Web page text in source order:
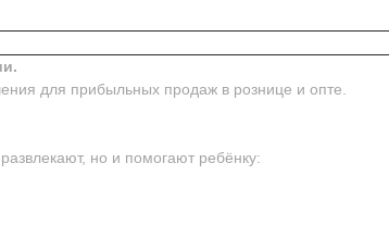
для прибыльных продаж в рознице и опте.
но и помогают ребёнку: